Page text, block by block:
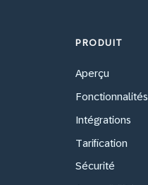
PRODUIT
Aperçu
Fonctionnalités
Intégrations
Tarification
Sécurité